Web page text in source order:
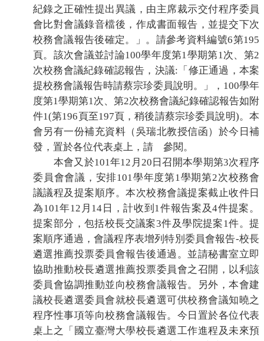
紀錄之正確性提出異議，由主席裁示交付程序委員
會比對會議錄音檔後，作成書面報告，並提交下次
校務會議報告後確定。」。請參考資料編號6第195
頁。該次會議並討論100學年度第1學期第1次、第2
次校務會議紀錄確認報告，決議: 「修正通過，本案
提校務會議報告時請蔡宗珍委員說明。」， 100學年
度第1學期第1次、第2次校務會議紀錄確認報告如附
件1(第196頁至197頁，稍後請蔡宗珍委員說明)。本
會另有一份補充資料（吳瑞北教授信函）於今日補
發，置於各位代表桌上，請 參閱。
本會又於101年12 月 20 日召開本學期第3次程序
委員會會議，安排101學年度第1學期第2次校務會
議議程及提案順序。本次校務會議提案截止收件日
為101年12 月 14 日，計收到 1件報告案及4件提案。
提案部分，包括校長交議案3件及學院提案1件。提
案順序通過，會議程序表增列特別委員會報告-校長
遴選推薦投票委員會報告後通過。並請秘書室立即
協助推動校長遴選推薦投票委員會之召開，以利該
委員會協調推動並向校務會議報告。另外，本會建
議校長遴選委員會就校長遴選可供校務會議知曉之
程序性事項等向校務會議報告。今日置於各位代表
桌上之「國立臺灣大學校長遴選工作進程及未來預